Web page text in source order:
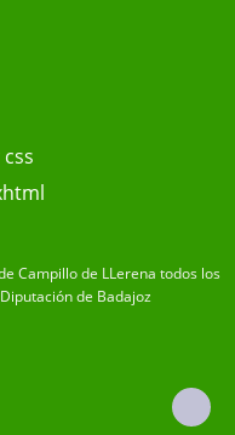
Campillo de LLerena todos los
de Badajoz